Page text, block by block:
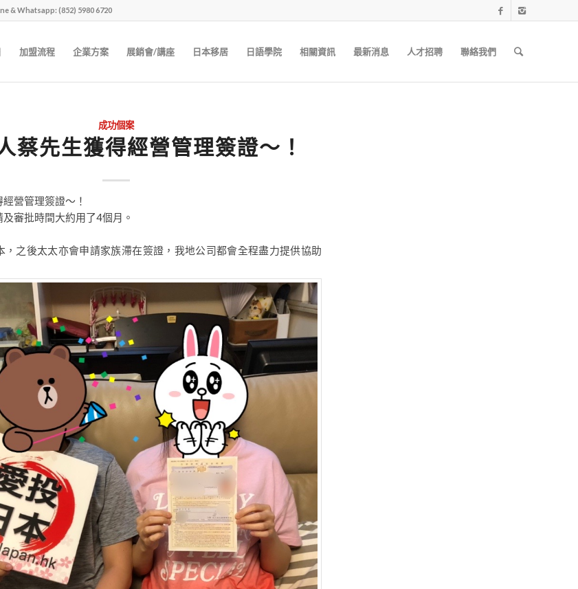
& Whatsapp: (852) 5980 6720
加盟流程 企業方案 展銷會/講座 日本移居 日語學院 相關資訊 最新消息 人才招聘 聯絡我們
成功個案
蔡先生獲得經營管理簽證～！
營管理簽證～！
審批時間大約用了4個月。
，之後太太亦會申請家族滯在簽證，我地公司都會全程盡力提供協助